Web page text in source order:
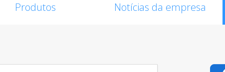
Produtos Notícias da empresa